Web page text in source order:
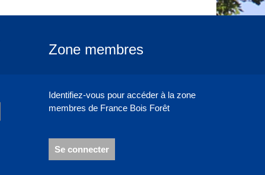
Zone membres
Identifiez-vous pour accéder à la zone
membres de France Bois Forêt
Se connecter